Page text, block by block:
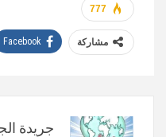
777
مشاركة Facebook
جريدة